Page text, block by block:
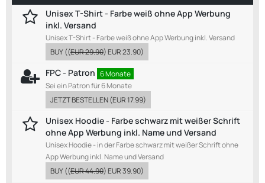
Unisex T-Shirt - Farbe weiß ohne App Werbung
inkl. Versand
Unisex T-Shirt - Farbe weiß ohne App Werbung inkl. Versand
BUY((EUR 29.90)EUR 23.90)
FPC - Patron 6 Monate
Sei ein Patron für 6 Monate
JETZT BESTELLEN(EUR 17.99)
Unisex Hoodie - Farbe schwarz mit weißer Schrift
ohne App Werbung inkl. Name und Versand
Unisex Hoodie - in der Farbe schwarz mit weißer Schrift ohne
App Werbung inkl. Name und Versand
BUY((EUR 44.90)EUR 39.90)